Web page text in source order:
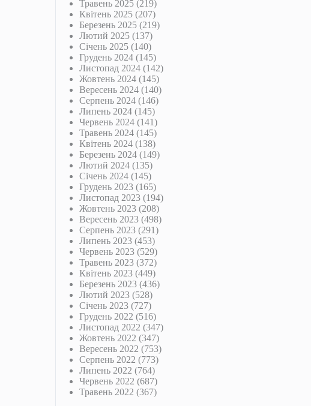
Травень 2025 (219)
Квітень 2025 (207)
Березень 2025 (219)
Лютий 2025 (137)
Січень 2025 (140)
Грудень 2024 (145)
Листопад 2024 (142)
Жовтень 2024 (145)
Вересень 2024 (140)
Серпень 2024 (146)
Липень 2024 (145)
Червень 2024 (141)
Травень 2024 (145)
Квітень 2024 (138)
Березень 2024 (149)
Лютий 2024 (135)
Січень 2024 (145)
Грудень 2023 (165)
Листопад 2023 (194)
Жовтень 2023 (208)
Вересень 2023 (498)
Серпень 2023 (291)
Липень 2023 (453)
Червень 2023 (529)
Травень 2023 (372)
Квітень 2023 (449)
Березень 2023 (436)
Лютий 2023 (528)
Січень 2023 (727)
Грудень 2022 (516)
Листопад 2022 (347)
Жовтень 2022 (347)
Вересень 2022 (753)
Серпень 2022 (773)
Липень 2022 (764)
Червень 2022 (687)
Травень 2022 (367)